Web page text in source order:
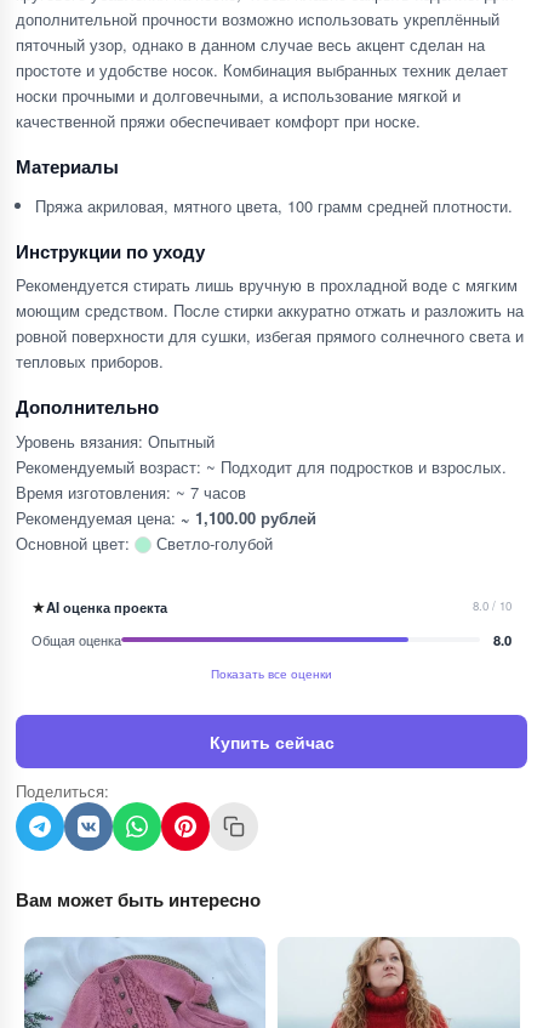
дополнительной прочности возможно использовать укреплённый
пяточный узор, однако в данном случае весь акцент сделан на
простоте и удобстве носок. Комбинация выбранных техник делает
носки прочными и долговечными, а использование мягкой и
качественной пряжи обеспечивает комфорт при носке.
Материалы
Пряжа акриловая, мятного цвета, 100 грамм средней плотности.
Инструкции по уходу
Рекомендуется стирать лишь вручную в прохладной воде с мягким
моющим средством. После стирки аккуратно отжать и разложить на
ровной поверхности для сушки, избегая прямого солнечного света и
тепловых приборов.
Дополнительно
Уровень вязания: Опытный
Рекомендуемый возраст: ~ Подходит для подростков и взрослых.
Время изготовления: ~ 7 часов
Рекомендуемая цена: ~ 1,100.00 рублей
Основной цвет:
Светло-голубой
★AI оценка проекта 8.0 / 10
Общая оценка 8.0
Показать все оценки
Купить сейчас
Поделиться:
Вам может быть интересно